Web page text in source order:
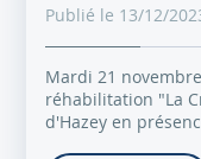
Publié le 13/12/
Mardi 21
réhabilitation "La
d'Hazey en